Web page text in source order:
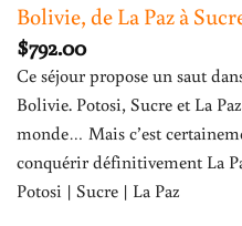
Bolivie, de La Paz à
$792.00
Ce séjour propose un saut
Bolivie. Potosi, Sucre et La
monde… Mais c’est
conquérir définitivement La
Potosi | Sucre | La Paz